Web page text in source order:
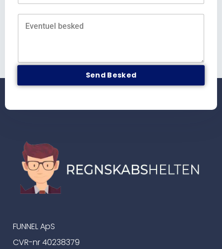
Send Besked
FUNNEL ApS
CVR-nr 40238379